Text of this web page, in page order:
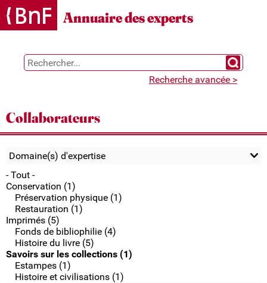
Gestion des cookies
Annuaire des experts
Chercher
Recherche avancée >
Collaborateurs
Domaine(s) d'expertise
- Tout -
Conservation (1)
Préservation physique (1)
Restauration (1)
Imprimés (5)
Fonds de bibliophilie (4)
Histoire du livre (5)
Savoirs sur les collections (1)
Estampes (1)
Histoire et civilisations (1)